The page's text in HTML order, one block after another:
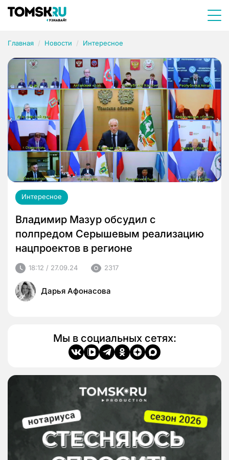
Главная Новости Интересное
Интересное
Владимир Мазур обсудил с
полпредом Серышевым реализацию
нацпроектов в регионе
18:12 / 27.09.24 2317
Дарья Афонасова
Мы в социальных сетях: